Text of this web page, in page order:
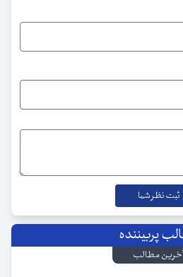
پربیننده
مطالب